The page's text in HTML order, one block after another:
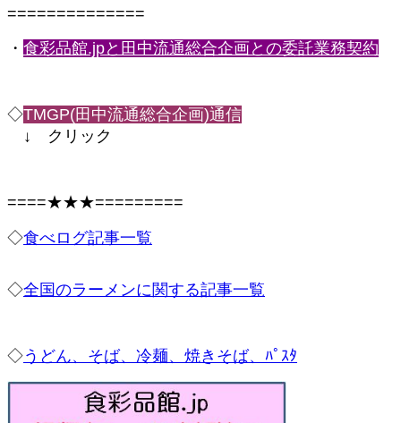
==============
・ 食彩品館.jpと田中流通総合企画との委託業務契約
◇TMGP(田中流通総合企画)通信
↓ クリック
====★★★=========
◇食べログ記事一覧
◇全国のラーメンに関する記事一覧
◇うどん、そば、冷麺、焼きそば、ﾊﾟｽﾀ